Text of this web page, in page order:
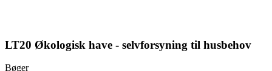
LT20 Økologisk have - selvforsyning til husbehov
Bøger